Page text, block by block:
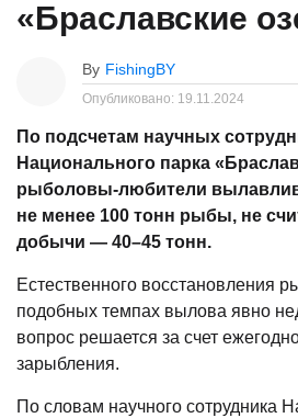
«Браславские
By FishingBY
Опубликовано: 19.11.2024
По подсчетам научных
Национального парка
рыболовы-любители
не менее 100 тонн рыбы, не
добычи — 40–45 тонн.
Естественного восстановления
подобных темпах вылова явно
вопрос решается за счет
зарыбления.
По словам научного сотрудника